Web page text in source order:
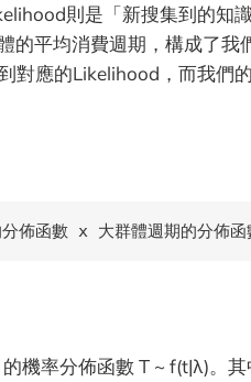
則是「新搜集到的知
的平均消費週期，構成了我
對應的Likelihood，而我們
分佈函數 x 大群體週期的分佈函
機率分佈函數 T ~ f(t|λ)。